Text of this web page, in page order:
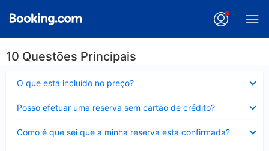
10 Questões Principais
O que está incluído no preço?
fechado
Posso efetuar uma reserva sem cartão de crédito?
fechado
Como é que sei que a minha reserva está confirmada?
fechado